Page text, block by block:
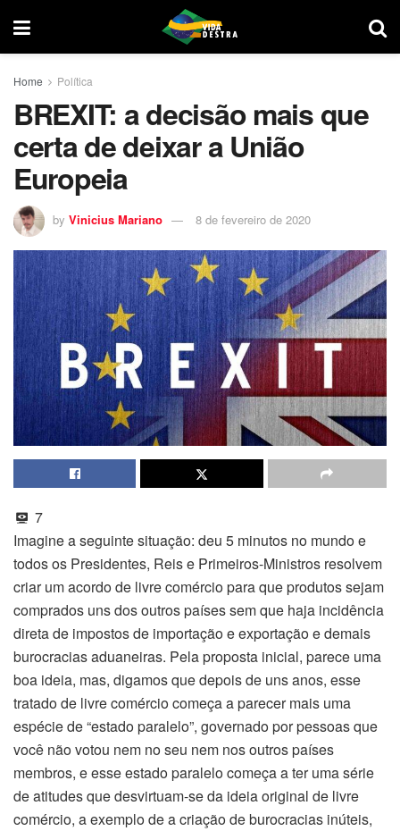
Home Política
BREXIT: a decisão mais que
certa de deixar a União
Europeia
by Vinicius Mariano 8 de fevereiro de 2020
7
Imagine a seguinte situação: deu 5 minutos no mundo e
todos os Presidentes, Reis e Primeiros-Ministros resolvem
criar um acordo de livre comércio para que produtos sejam
comprados uns dos outros países sem que haja incidência
direta de impostos de importação e exportação e demais
burocracias aduaneiras. Pela proposta inicial, parece uma
boa ideia, mas, digamos que depois de uns anos, esse
tratado de livre comércio começa a parecer mais uma
espécie de “estado paralelo”, governado por pessoas que
você não votou nem no seu nem nos outros países
membros, e esse estado paralelo começa a ter uma série
de atitudes que desvirtuam-se da ideia original de livre
comércio, a exemplo de a criação de burocracias inúteis,